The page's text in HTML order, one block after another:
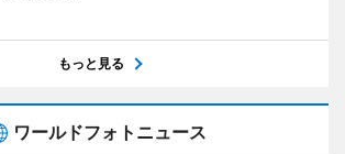
もっと見る
ワールドフォトニュース